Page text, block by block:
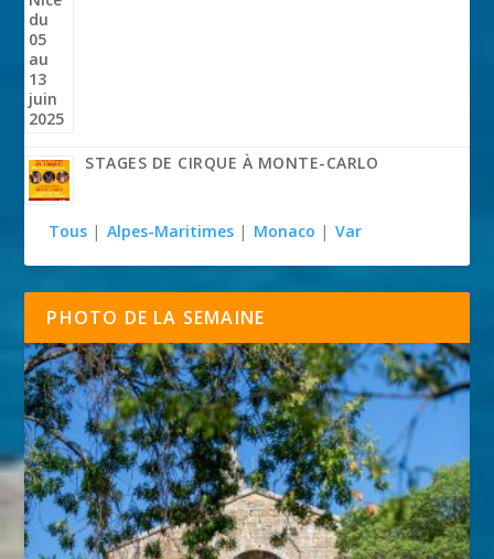
STAGES DE CIRQUE À MONTE-CARLO
Tous | Alpes-Maritimes | Monaco | Var
PHOTO DE LA SEMAINE